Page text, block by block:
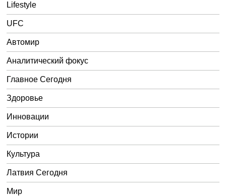
Lifestyle
UFC
Автомир
Аналитический фокус
Главное Сегодня
Здоровье
Инновации
Истории
Культура
Латвия Сегодня
Мир